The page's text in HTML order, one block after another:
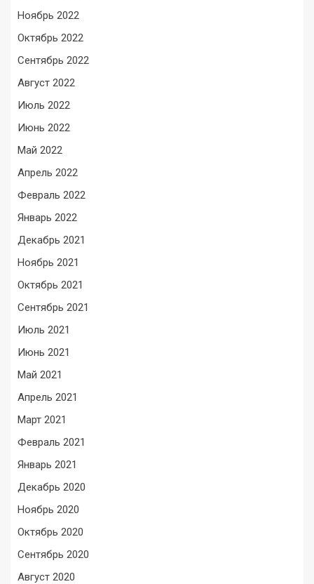
Ноябрь 2022
Октябрь 2022
Сентябрь 2022
Август 2022
Июль 2022
Июнь 2022
Май 2022
Апрель 2022
Февраль 2022
Январь 2022
Декабрь 2021
Ноябрь 2021
Октябрь 2021
Сентябрь 2021
Июль 2021
Июнь 2021
Май 2021
Апрель 2021
Март 2021
Февраль 2021
Январь 2021
Декабрь 2020
Ноябрь 2020
Октябрь 2020
Сентябрь 2020
Август 2020